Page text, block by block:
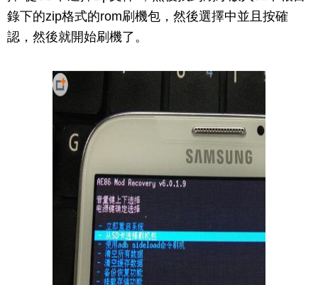
錄下的zip格式的rom刷機包，然後選擇中並且按確
認，然後就開始刷機了。